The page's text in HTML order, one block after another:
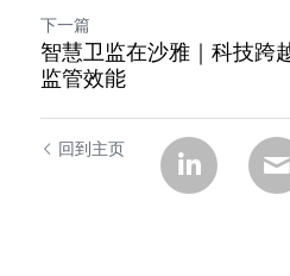
下一篇
智慧卫监在沙雅｜科技跨
监管效能
回到主页